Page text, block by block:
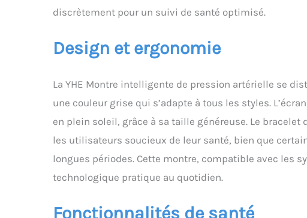
discrètement pour un suivi de santé optimisé.
Design et ergonomie
La YHE Montre intelligente de pression artérielle se
une couleur grise qui s’adapte à tous les styles.
en plein soleil, grâce à sa taille généreuse. Le
les utilisateurs soucieux de leur santé, bien que
longues périodes. Cette montre, compatible avec les
technologique pratique au quotidien.
Fonctionnalités de santé